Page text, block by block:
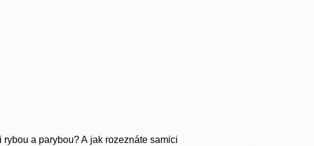
a parybou? A jak rozeznáte samici